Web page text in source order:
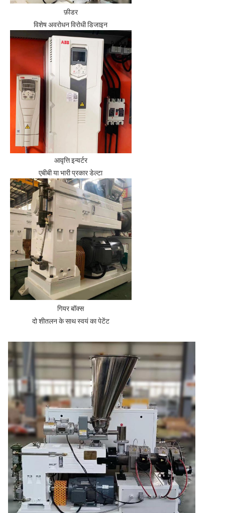
फ़ीडर
विशेष अवरोधन विरोधी डिजाइन
आवृत्ति इन्वर्टर
एबीबी या भारी प्रकार डेल्टा
गियर बॉक्स
दो शीतलन के साथ स्वयं का पेटेंट